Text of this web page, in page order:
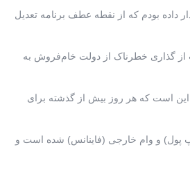
داده بودم که از نقطه عطف برنامه تعدیل
از گذاری خطرناک از دولت خام‌فروش به
است که هر روز بیش از گذشته برای
پول) و وام خارجی (فاینانس) شده است و